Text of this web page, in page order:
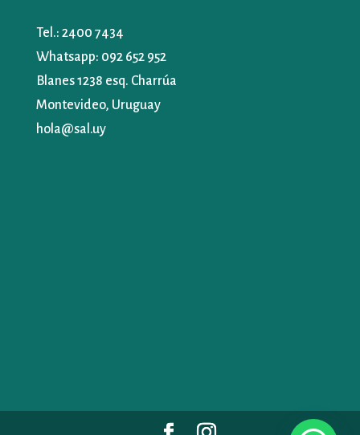
Tel.: 2400 7434
Whatsapp: 092 652 952
Blanes 1238 esq. Charrúa
Montevideo, Uruguay
hola@sal.uy